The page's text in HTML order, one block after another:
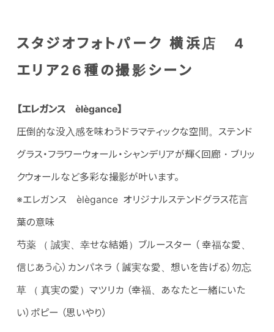
スタジオフォトパーク 横浜店 4
エリア26種の撮影シーン
【エレガンス èlègance】
圧倒的な没入感を味わうドラマティックな空間。ステンド
グラス・フラワーウォール・シャンデリアが輝く回廊・ブリッ
クウォールなど多彩な撮影が叶います。
※エレガンス èlègance オリジナルステンドグラス花言
葉の意味
芍薬 （ 誠実、幸せな結婚）ブルースター （ 幸福な愛、
信じあう心）カンパネラ （ 誠実な愛、想いを告げる）勿忘
草 （ 真実の愛）マツリカ （幸福、あなたと一緒にいた
い）ポピー （思いやり）